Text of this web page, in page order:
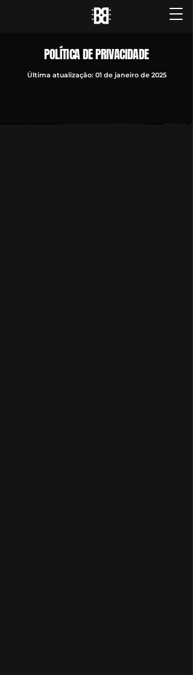
POLÍTICA DE PRIVACIDADE
Última atualização: 01 de janeiro de 2025